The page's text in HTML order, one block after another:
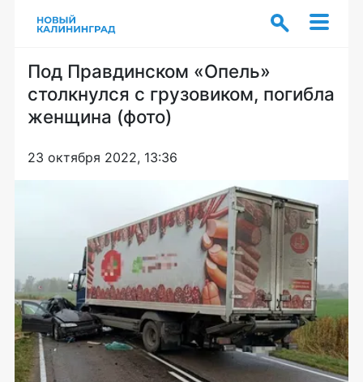
Под Правдинском «Опель»
столкнулся с грузовиком, погибла
женщина (фото)
23 октября 2022, 13:36